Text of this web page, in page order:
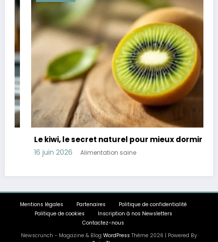
Le kiwi, le secret naturel pour mieux dormir
16 juin 2026 Alimentation saine
Mentions légales Partenaires
Politique de confidentialité
Politique de cookies
Inscription à nos Newsletters
Contactez-nous
Newscrunch - Magazine & Blog WordPress Thème 2026 | Powered By